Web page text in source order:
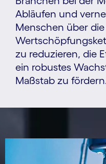
Abläufen und
Menschen über
zu reduzieren, die
ein robustes
Maßstab zu